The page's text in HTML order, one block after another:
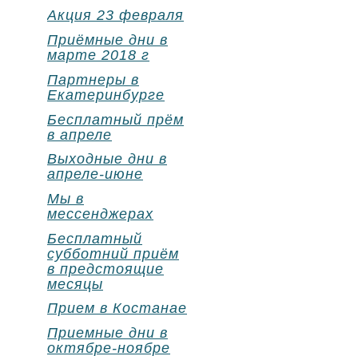
Акция 23 февраля
Приёмные дни в
марте 2018 г
Партнеры в
Екатеринбурге
Бесплатный прём
в апреле
Выходные дни в
апреле-июне
Мы в
мессенджерах
Бесплатный
субботний приём
в предстоящие
месяцы
Прием в Костанае
Приемные дни в
октябре-ноябре